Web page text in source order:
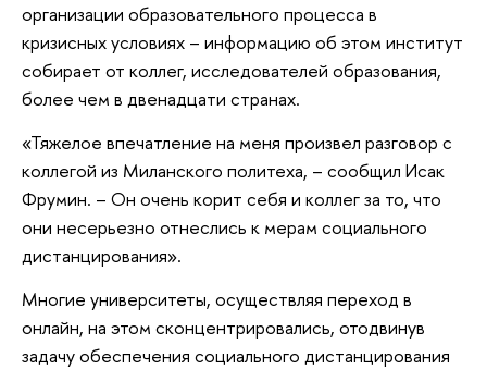
организации образовательного процесса в
кризисных условиях – информацию об этом институт
собирает от коллег, исследователей образования,
более чем в двенадцати странах.
«Тяжелое впечатление на меня произвел разговор с
коллегой из Миланского политеха, – сообщил Исак
Фрумин. – Он очень корит себя и коллег за то, что
они несерьезно отнеслись к мерам социального
дистанцирования».
Многие университеты, осуществляя переход в
онлайн, на этом сконцентрировались, отодвинув
задачу обеспечения социального дистанцирования